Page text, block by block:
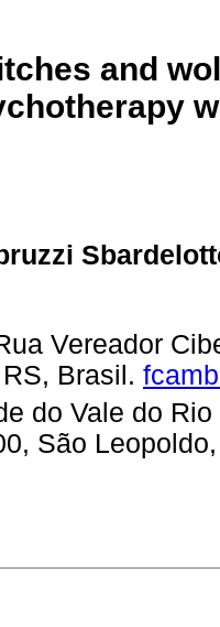
and
Vereador
Brasil.
do Vale do
São